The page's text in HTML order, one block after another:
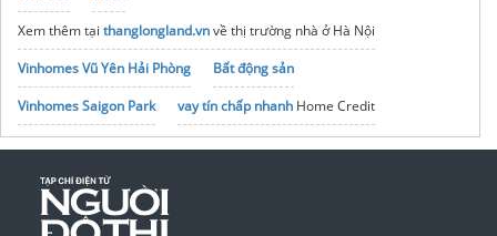
Xem thêm tại thanglongland.vnvề thị trường nhà ở Hà Nội
Vinhomes Vũ Yên Hải Phòng
Bất động sản
Vinhomes Saigon Park
vay tín chấp nhanh Home Credit
noxh K Home Avenue Nhơn Trạch
Tập đoàn Bcons Group
giá vàng kim tín bạc liêu